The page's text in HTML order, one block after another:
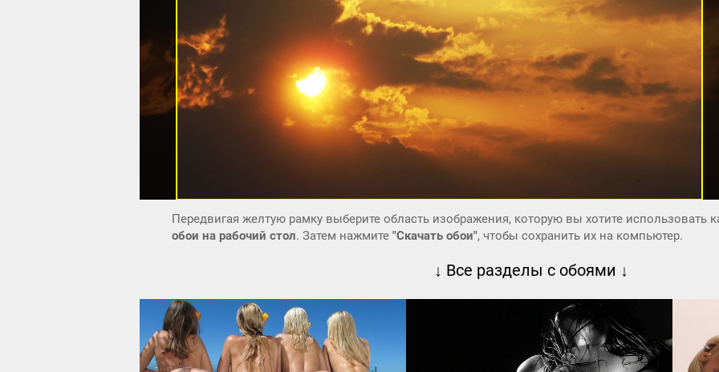
Передвигая желтую рамку выберите область изображения, которую вы хотите использовать
обои на рабочий стол. Затем нажмите "Скачать обои", чтобы сохранить их на компьютер.
↓ Все разделы с обоями ↓